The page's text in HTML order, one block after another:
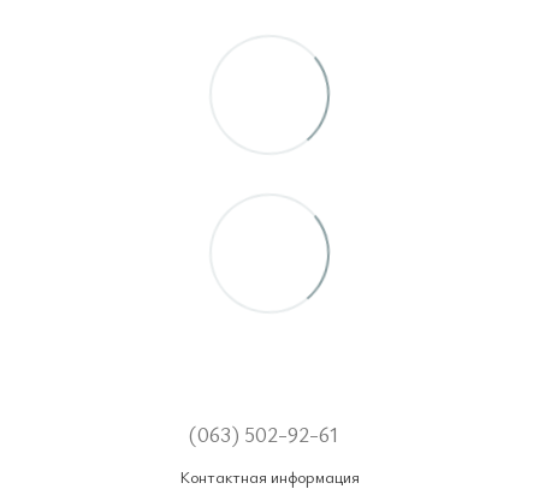
(063) 502-92-61
Контактная информация